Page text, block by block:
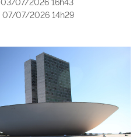
07/07/2026 14h29